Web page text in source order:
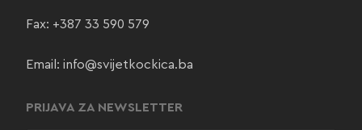
Fax: +387 33 590 579
Email: info@svijetkockica.ba
PRIJAVA ZA NEWSLETTER